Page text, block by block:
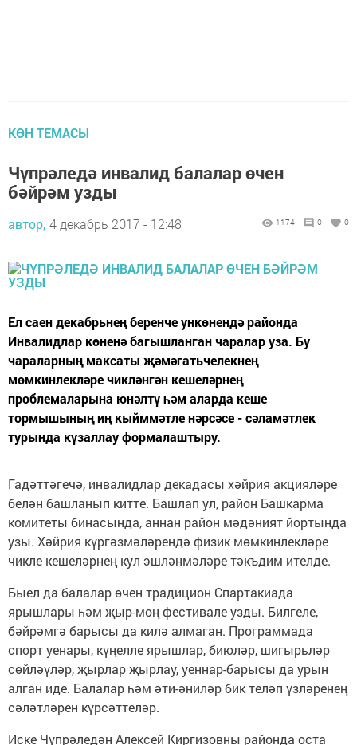
КӨН ТЕМАСЫ
Чүпрәледә инвалид балалар өчен
бәйрәм узды
автор, 4 декабрь 2017 - 12:48 1174 0 0
Ел саен декабрьнең беренче ункөнендә районда
Инвалидлар көненә багышланган чаралар уза. Бу
чараларның максаты җәмәгатьчелекнең
мөмкинлекләре чикләнгән кешеләрнең
проблемаларына юнәлтү һәм аларда кеше
тормышының иң кыйммәтле нәрсәсе - сәламәтлек
турында күзаллау формалаштыру.
Гадәттәгечә, инвалидлар декадасы хәйрия акцияләре
белән башланып китте. Башлап ул, район Башкарма
комитеты бинасында, аннан район мәдәният йортында
узы. Хәйрия күргәзмәләрендә физик мөмкинлекләре
чикле кешеләрнең кул эшләнмәләре тәкъдим ителде.
Быел да балалар өчен традицион Спартакиада
ярышлары һәм җыр-моң фестивале узды. Билгеле,
бәйрәмгә барысы да килә алмаган. Программада
спорт уенары, күңелле ярышлар, биюләр, шигырьләр
сөйләүләр, җырлар җырлау, уеннар-барысы да урын
алган иде. Балалар һәм әти-әниләр бик теләп үзләренең
сәләтләрен күрсәттеләр.
Иске Чүпрәледән Алексей Киргизовны районда оста